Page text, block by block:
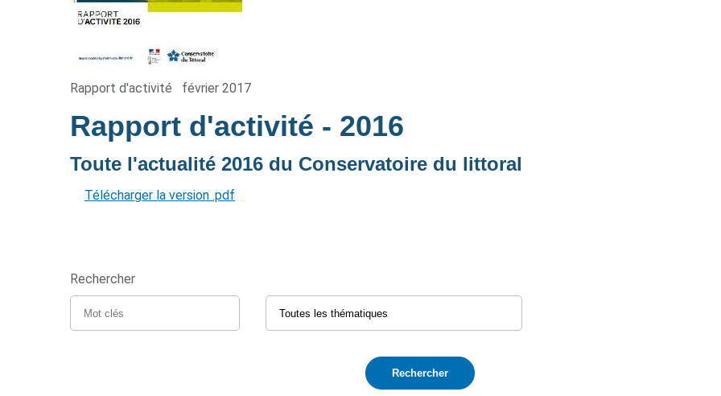
Rapport d'activité février 2017
Rapport d'activité - 2016
Toute l'actualité 2016 du Conservatoire du littoral
Télécharger la version .pdf
Rechercher